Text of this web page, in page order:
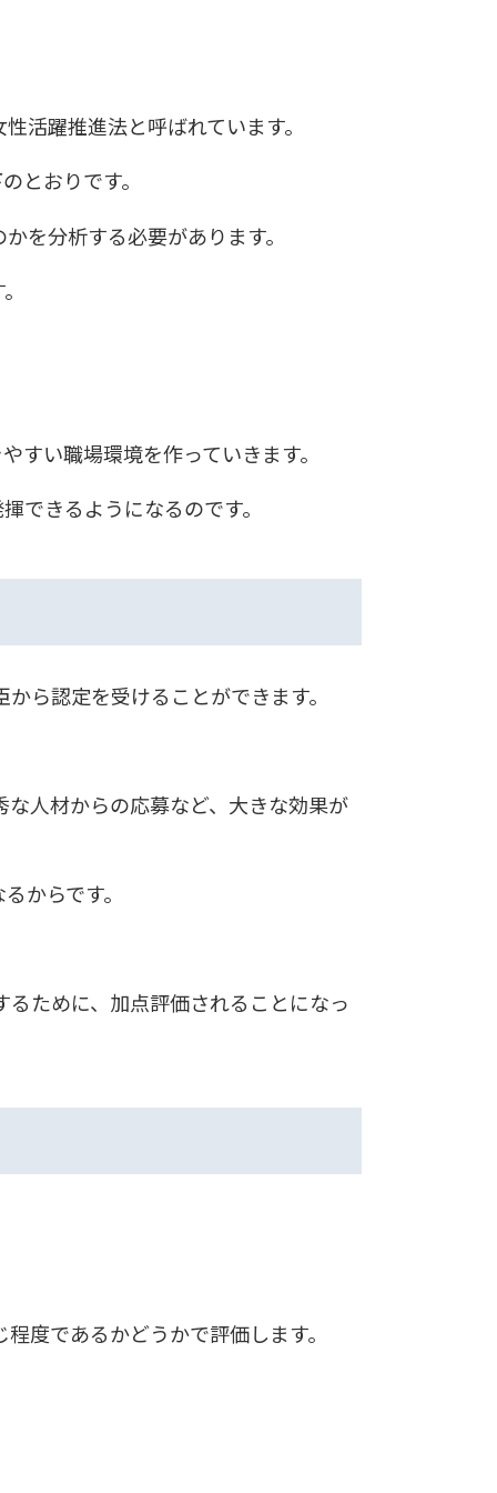
活躍推進法と呼ばれています。
とおりです。
を分析する必要があります。
すい職場環境を作っていきます。
できるようになるのです。
ら認定を受けることができます。
人材からの応募など、大きな効果が
からです。
ために、加点評価されることになっ
度であるかどうかで評価します。